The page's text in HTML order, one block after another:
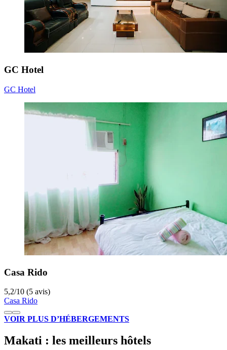
GC Hotel
GC Hotel
Casa Rido
5,2/10 (5 avis)
Casa Rido
VOIR PLUS D’HÉBERGEMENTS
Makati : les meilleurs hôtels